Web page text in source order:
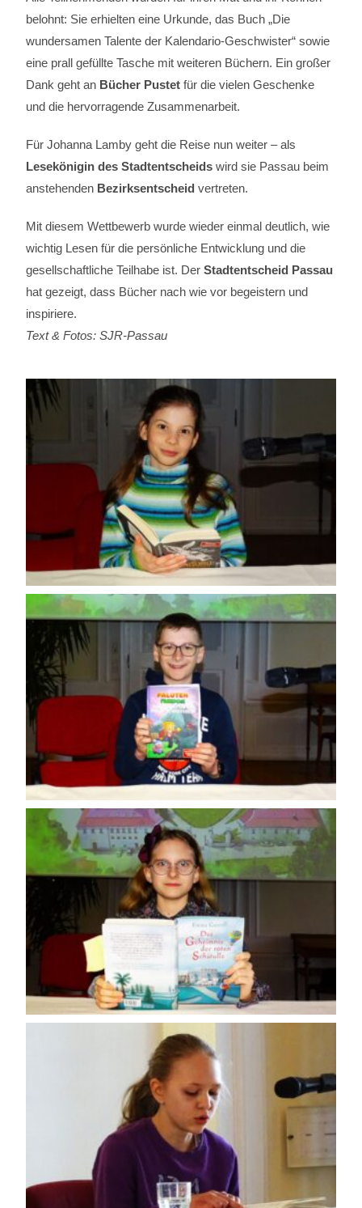
belohnt: Sie erhielten eine Urkunde, das Buch „Die
wundersamen Talente der Kalendario-Geschwister“ sowie
eine prall gefüllte Tasche mit weiteren Büchern. Ein großer
Dank geht an Bücher Pustet für die vielen Geschenke
und die hervorragende Zusammenarbeit.
Für Johanna Lamby geht die Reise nun weiter – als
Lesekönigin des Stadtentscheids wird sie Passau beim
anstehenden Bezirksentscheid vertreten.
Mit diesem Wettbewerb wurde wieder einmal deutlich, wie
wichtig Lesen für die persönliche Entwicklung und die
gesellschaftliche Teilhabe ist. DerStadtentscheid Passau
hat gezeigt, dass Bücher nach wie vor begeistern und
inspiriere.
Text & Fotos: SJR-Passau